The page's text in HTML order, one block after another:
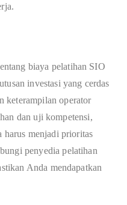
biaya pelatihan SIO
investasi yang cerdas
keterampilan operator
dan uji kompetensi,
harus menjadi prioritas
penyedia pelatihan
Anda mendapatkan